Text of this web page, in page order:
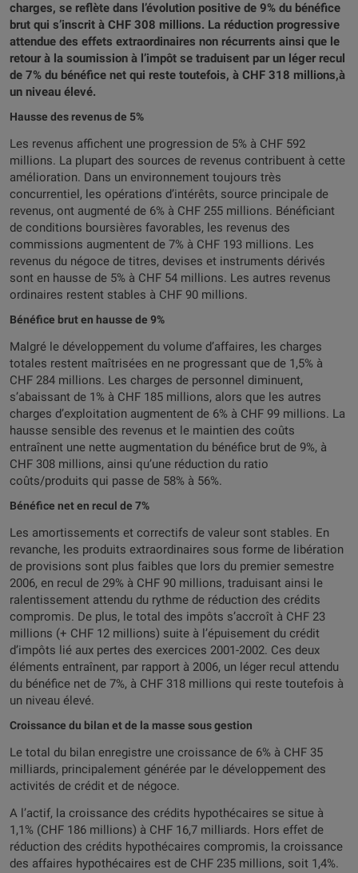
charges, se reflète dans l’évolution positive de 9% du bénéfice
brut qui s’inscrit à CHF 308 millions. La réduction progressive
attendue des effets extraordinaires non récurrents ainsi que le
retour à la soumission à l’impôt se traduisent par un léger recul
de 7% du bénéfice net qui reste toutefois, à CHF 318 millions,à
un niveau élevé.
Hausse des revenus de 5%
Les revenus affichent une progression de 5% à CHF 592
millions. La plupart des sources de revenus contribuent à cette
amélioration. Dans un environnement toujours très
concurrentiel, les opérations d’intérêts, source principale de
revenus, ont augmenté de 6% à CHF 255 millions. Bénéficiant
de conditions boursières favorables, les revenus des
commissions augmentent de 7% à CHF 193 millions. Les
revenus du négoce de titres, devises et instruments dérivés
sont en hausse de 5% à CHF 54 millions. Les autres revenus
ordinaires restent stables à CHF 90 millions.
Bénéfice brut en hausse de 9%
Malgré le développement du volume d’affaires, les charges
totales restent maîtrisées en ne progressant que de 1,5% à
CHF 284 millions. Les charges de personnel diminuent,
s’abaissant de 1% à CHF 185 millions, alors que les autres
charges d’exploitation augmentent de 6% à CHF 99 millions. La
hausse sensible des revenus et le maintien des coûts
entraînent une nette augmentation du bénéfice brut de 9%, à
CHF 308 millions, ainsi qu’une réduction du ratio
coûts/produits qui passe de 58% à 56%.
Bénéfice net en recul de 7%
Les amortissements et correctifs de valeur sont stables. En
revanche, les produits extraordinaires sous forme de libération
de provisions sont plus faibles que lors du premier semestre
2006, en recul de 29% à CHF 90 millions, traduisant ainsi le
ralentissement attendu du rythme de réduction des crédits
compromis. De plus, le total des impôts s’accroît à CHF 23
millions (+ CHF 12 millions) suite à l’épuisement du crédit
d’impôts lié aux pertes des exercices 2001-2002. Ces deux
éléments entraînent, par rapport à 2006, un léger recul attendu
du bénéfice net de 7%, à CHF 318 millions qui reste toutefois à
un niveau élevé.
Croissance du bilan et de la masse sous gestion
Le total du bilan enregistre une croissance de 6% à CHF 35
milliards, principalement générée par le développement des
activités de crédit et de négoce.
A l’actif, la croissance des crédits hypothécaires se situe à
1,1% (CHF 186 millions) à CHF 16,7 milliards. Hors effet de
réduction des crédits hypothécaires compromis, la croissance
des affaires hypothécaires est de CHF 235 millions, soit 1,4%.